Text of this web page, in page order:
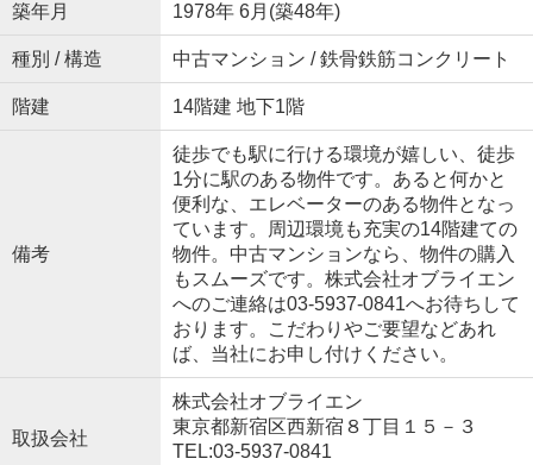
築年月 1978年 6月(築48年)
種別 / 構造 中古マンション / 鉄骨鉄筋コンクリート
階建 14階建 地下1階
備考
徒歩でも駅に行ける環境が嬉しい、徒歩
1分に駅のある物件です。あると何かと
便利な、エレベーターのある物件となっ
ています。周辺環境も充実の14階建ての
物件。中古マンションなら、物件の購入
もスムーズです。株式会社オブライエン
へのご連絡は03-5937-0841へお待ちして
おります。こだわりやご要望などあれ
ば、当社にお申し付けください。
取扱会社
株式会社オブライエン
東京都新宿区西新宿８丁目１５－３
TEL:03-5937-0841